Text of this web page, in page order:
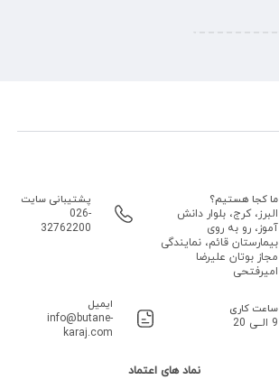
ما کجا هستیم؟
البرز، کرج، بلوار دانش
آموز، رو به روی
بیمارستان قائم، نمایندگی
مجاز بوتان علیرضا
امیرفتحی
پشتیبانی سایت
026-
32762200
ساعت کاری
9 الــی 20
ایمیل
info@butane-
karaj.com
نماد های اعتماد